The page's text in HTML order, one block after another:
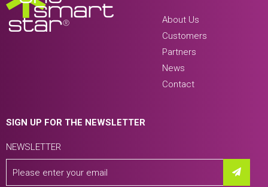
About Us
Customers
Partners
News
Contact
SIGN UP FOR THE NEWSLETTER
NEWSLETTER